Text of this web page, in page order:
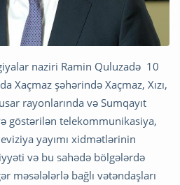
naziri Ramin Quluzadə 10
Xaçmaz şəhərində Xaçmaz, Xızı,
rayonlarında və Sumqayıt
göstərilən telekommunikasiya,
yayımı xidmətlərinin
və bu sahədə bölgələrdə
məsələlərlə bağlı vətəndaşları